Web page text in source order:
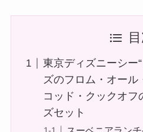
東京ディズニーシー
ズのフロム・オール
コッド・クックオフ
ズセット